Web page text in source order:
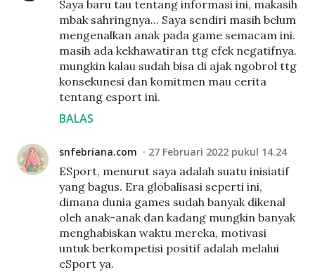
Saya baru tau tentang informasi ini, makasih
mbak sahringnya... Saya sendiri masih belum
mengenalkan anak pada game semacam ini.
masih ada kekhawatiran ttg efek negatifnya.
mungkin kalau sudah bisa di ajak ngobrol ttg
konsekunesi dan komitmen mau cerita
tentang esport ini.
BALAS
snfebriana.com 27 Februari 2022 pukul 14.24
ESport, menurut saya adalah suatu inisiatif
yang bagus. Era globalisasi seperti ini,
dimana dunia games sudah banyak dikenal
oleh anak-anak dan kadang mungkin banyak
menghabiskan waktu mereka, motivasi
untuk berkompetisi positif adalah melalui
eSport ya.